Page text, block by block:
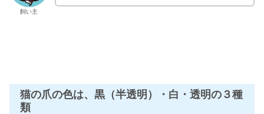
飼い主
猫の爪の色は、黒（半透明）・白・透明の３種
類